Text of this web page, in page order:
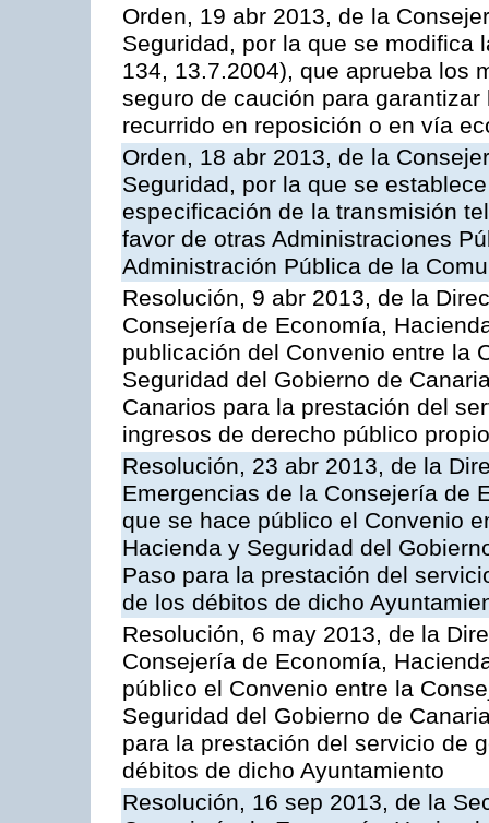
Orden, 19 abr 2013, de la
Seguridad, por la que se modifica
134, 13.7.2004), que aprueba los
seguro de caución para
recurrido en reposición o en vía
Orden, 18 abr 2013, de la
Seguridad, por la que se
especificación de la transmisión
favor de otras Administraciones
Administración Pública de la
Resolución, 9 abr 2013, de la
Consejería de Economía,
publicación del Convenio entre la
Seguridad del Gobierno de
Canarios para la prestación del
ingresos de derecho público
Resolución, 23 abr 2013, de la
Emergencias de la Consejería de
que se hace público el Convenio
Hacienda y Seguridad del
Paso para la prestación del
de los débitos de dicho
Resolución, 6 may 2013, de la
Consejería de Economía,
público el Convenio entre la
Seguridad del Gobierno de
para la prestación del servicio de
débitos de dicho Ayuntamiento
Resolución, 16 sep 2013, de la